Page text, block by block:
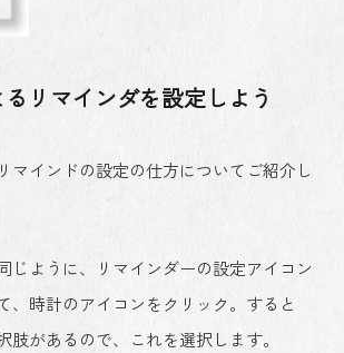
リマインダを設定しよう
マインドの設定の仕方についてご紹介し
じように、リマインダーの設定アイコン
、時計のアイコンをクリック。すると
肢があるので、これを選択します。